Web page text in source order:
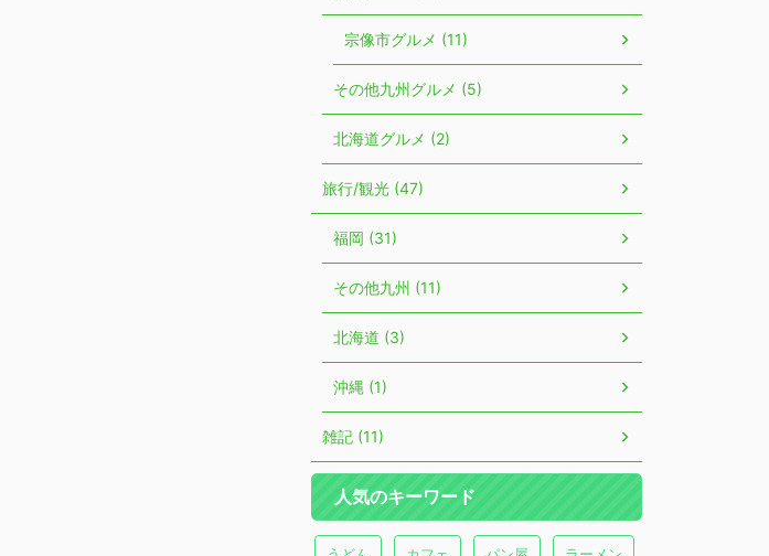
宗像市グルメ (11)
その他九州グルメ (5)
北海道グルメ (2)
旅行/観光 (47)
福岡 (31)
その他九州 (11)
北海道 (3)
沖縄 (1)
雑記 (11)
人気のキーワード